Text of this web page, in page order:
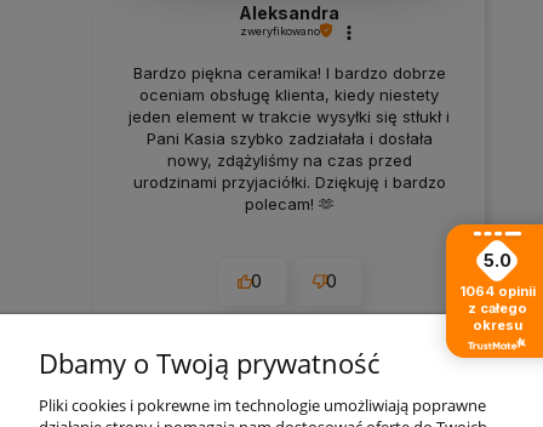
Aleksandra
zweryfikowano
Bardzo piękna ceramika! I bardzo dobrze
oceniam obsługę klienta, kiedy niestety
jeden element w trakcie wysyłki się stłukł i
Pani Kasia szybko zadziałała i dosłała
nowy, zdążyliśmy na czas przed
urodzinami przyjaciółki. Dziękuję i bardzo
polecam! 🫶
0 0
zebranych i zweryfikowanych przez
5.0
1064 opinii
z całego
okresu
Dbamy o Twoją prywatność
Pliki cookies i pokrewne im technologie umożliwiają poprawne